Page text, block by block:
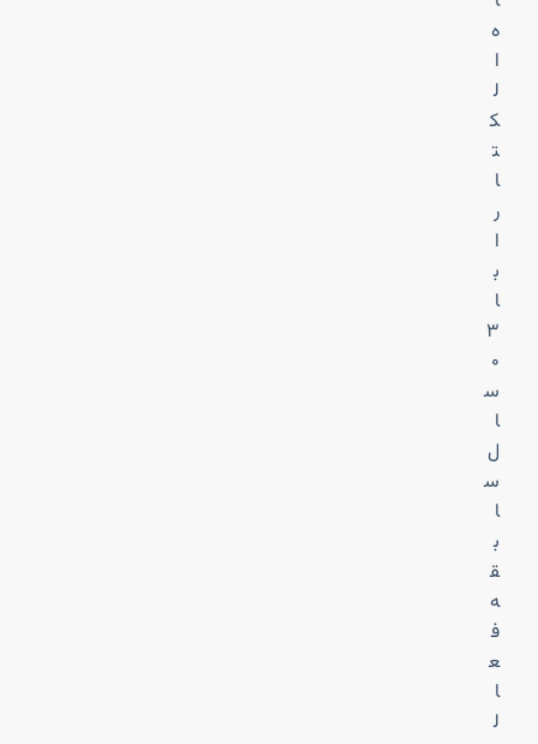
ه
ا
ل
ک
ت
ا
ر
ا
ب
ا
۳
۰
س
ا
ل
س
ا
ب
ق
ه
ف
ع
ا
ل